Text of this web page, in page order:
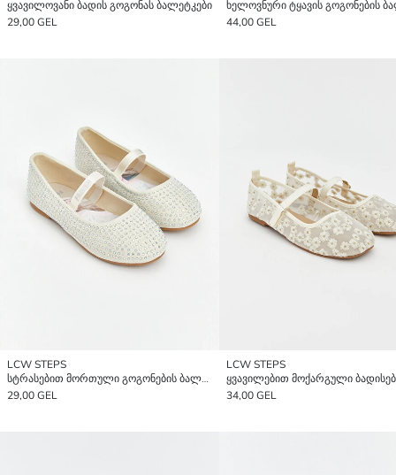
ყვავილოვანი ბადის გოგონას ბალეტკები
29,00 GEL
44,00 GEL
LCW STEPS
სტრასებით მორთული გოგონების ბალეტკები
29,00 GEL
LCW STEPS
34,00 GEL